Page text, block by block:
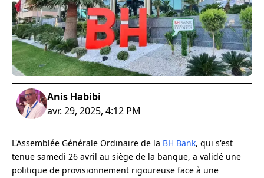
Anis Habibi
avr. 29, 2025, 4:12 PM
L'Assemblée Générale Ordinaire de la BH Bank, qui s'est
tenue samedi 26 avril au siège de la banque, a validé une
politique de provisionnement rigoureuse face à une